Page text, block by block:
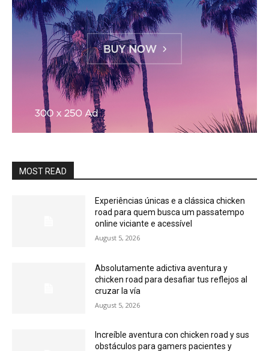
MOST READ
Experiências únicas e a clássica chicken
road para quem busca um passatempo
online viciante e acessível
August 5, 2026
Absolutamente adictiva aventura y
chicken road para desafiar tus reflejos al
cruzar la vía
August 5, 2026
Increíble aventura con chicken road y sus
obstáculos para gamers pacientes y